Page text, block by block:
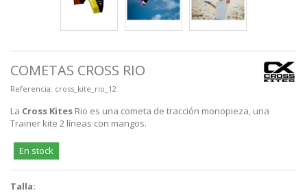
COMETAS CROSS RIO
Referencia: cross_kite_rio_12
La Cross Kites Rio es una cometa de tracción monopieza, una
Trainer kite 2 líneas con mangos.
En stock
Talla: